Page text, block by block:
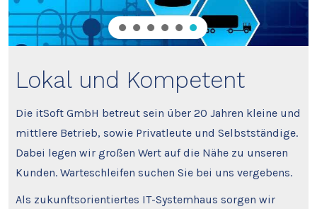
Lokal und Kompetent
Die itSoft GmbH betreut sein über 20 Jahren kleine und
mittlere Betrieb, sowie Privatleute und Selbstständige.
Dabei legen wir großen Wert auf die Nähe zu unseren
Kunden. Warteschleifen suchen Sie bei uns vergebens.
Als zukunftsorientiertes IT-Systemhaus sorgen wir